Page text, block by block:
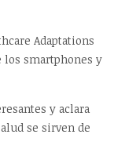
Adaptations
smartphones y
y aclara
se sirven de